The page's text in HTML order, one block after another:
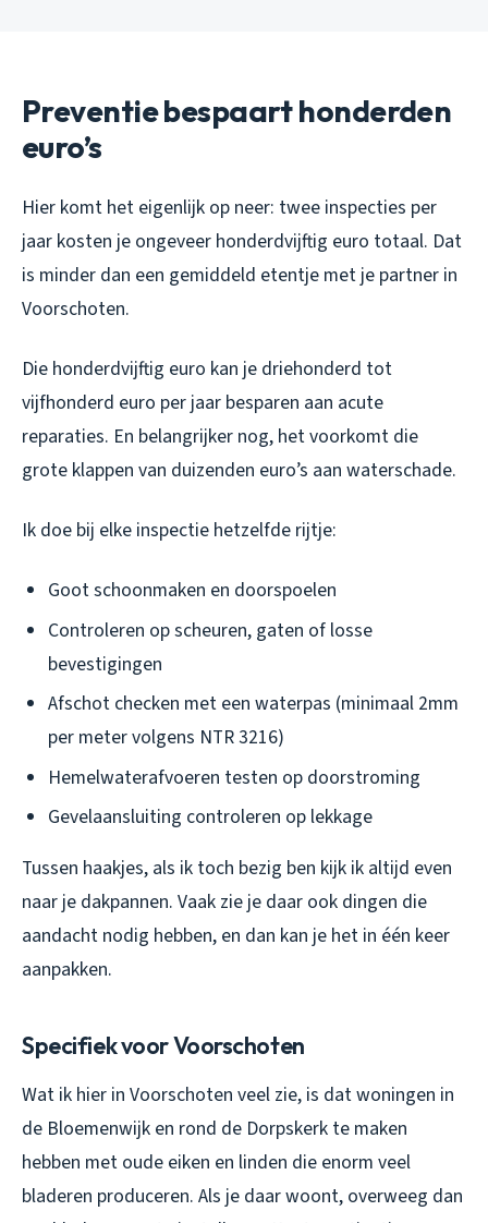
Preventie bespaart honderden
euro’s
Hier komt het eigenlijk op neer: twee inspecties per
jaar kosten je ongeveer honderdvijftig euro totaal. Dat
is minder dan een gemiddeld etentje met je partner in
Voorschoten.
Die honderdvijftig euro kan je driehonderd tot
vijfhonderd euro per jaar besparen aan acute
reparaties. En belangrijker nog, het voorkomt die
grote klappen van duizenden euro’s aan waterschade.
Ik doe bij elke inspectie hetzelfde rijtje:
Goot schoonmaken en doorspoelen
Controleren op scheuren, gaten of losse
bevestigingen
Afschot checken met een waterpas (minimaal 2mm
per meter volgens NTR 3216)
Hemelwaterafvoeren testen op doorstroming
Gevelaansluiting controleren op lekkage
Tussen haakjes, als ik toch bezig ben kijk ik altijd even
naar je dakpannen. Vaak zie je daar ook dingen die
aandacht nodig hebben, en dan kan je het in één keer
aanpakken.
Specifiek voor Voorschoten
Wat ik hier in Voorschoten veel zie, is dat woningen in
de Bloemenwijk en rond de Dorpskerk te maken
hebben met oude eiken en linden die enorm veel
bladeren produceren. Als je daar woont, overweeg dan